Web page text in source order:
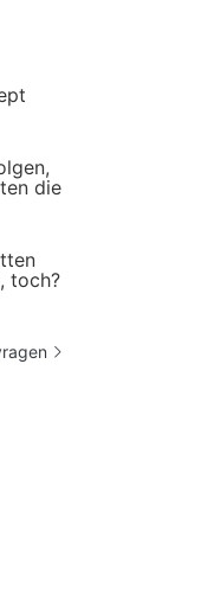
die
toch?